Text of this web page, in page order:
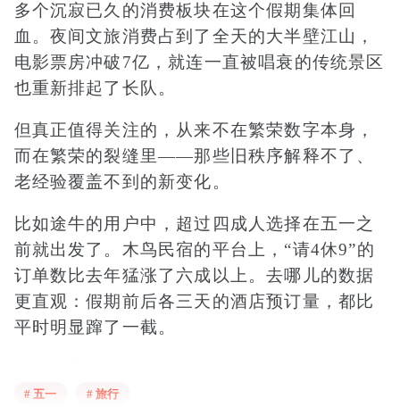
多个沉寂已久的消费板块在这个假期集体回
血。夜间文旅消费占到了全天的大半壁江山，
电影票房冲破7亿，就连一直被唱衰的传统景区
也重新排起了长队。
但真正值得关注的，从来不在繁荣数字本身，
而在繁荣的裂缝里——那些旧秩序解释不了、
老经验覆盖不到的新变化。
比如途牛的用户中，超过四成人选择在五一之
前就出发了。木鸟民宿的平台上，“请4休9”的
订单数比去年猛涨了六成以上。去哪儿的数据
更直观：假期前后各三天的酒店预订量，都比
平时明显蹿了一截。
# 五一 # 旅行